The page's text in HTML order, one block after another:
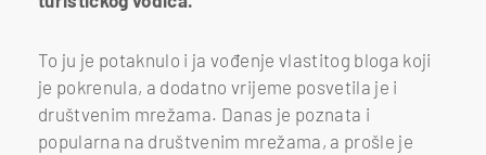
To ju je potaknulo i ja vođenje vlastitog bloga koji
je pokrenula, a dodatno vrijeme posvetila je i
društvenim mrežama. Danas je poznata i
popularna na društvenim mrežama, a prošle je